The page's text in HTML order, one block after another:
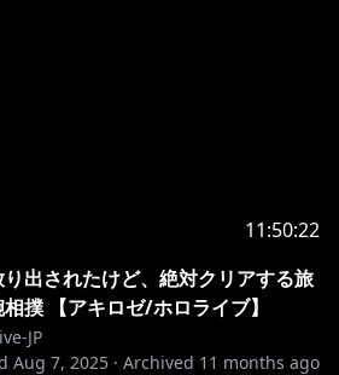
11:50:22
り出されたけど、絶対クリアする旅
撲 【アキロゼ/ホロライブ】
JP
Aug 7, 2025 · Archived 11 months ago